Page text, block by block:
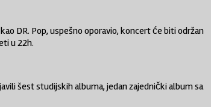
DR. Pop, uspešno oporavio, koncert će biti održan
u 22h.
šest studijskih albuma, jedan zajednički album sa